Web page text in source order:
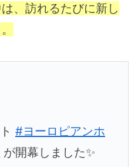
、訪れるたびに新し
#ヨーロピアンホ
が開幕しました✨